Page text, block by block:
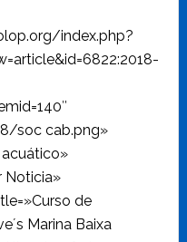
index.php?
soc cab.png»
Noticia»
de
Marina Baixa